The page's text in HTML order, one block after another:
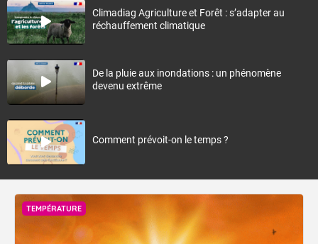
Climadiag Agriculture et Forêt : s’adapter au
réchauffement climatique
De la pluie aux inondations : un phénomène
devenu extrême
Comment prévoit-on le temps ?
TEMPÉRATURE